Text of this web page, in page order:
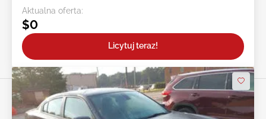
Aktualna oferta:
$0
Licytuj teraz!